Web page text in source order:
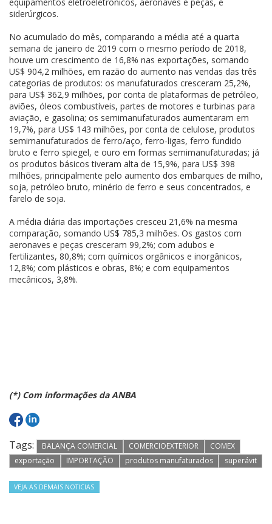
siderúrgicos.
No acumulado do mês, comparando a média até a quarta
semana de janeiro de 2019 com o mesmo período de 2018,
houve um crescimento de 16,8% nas exportações, somando
US$ 904,2 milhões, em razão do aumento nas vendas das três
categorias de produtos: os manufaturados cresceram 25,2%,
para US$ 362,9 milhões, por conta de plataformas de petróleo,
aviões, óleos combustíveis, partes de motores e turbinas para
aviação, e gasolina; os semimanufaturados aumentaram em
19,7%, para US$ 143 milhões, por conta de celulose, produtos
semimanufaturados de ferro/aço, ferro-ligas, ferro fundido
bruto e ferro spiegel, e ouro em formas semimanufaturadas; já
os produtos básicos tiveram alta de 15,9%, para US$ 398
milhões, principalmente pelo aumento dos embarques de milho,
soja, petróleo bruto, minério de ferro e seus concentrados, e
farelo de soja.
A média diária das importações cresceu 21,6% na mesma
comparação, somando US$ 785,3 milhões. Os gastos com
aeronaves e peças cresceram 99,2%; com adubos e
fertilizantes, 80,8%; com químicos orgânicos e inorgânicos,
12,8%; com plásticos e obras, 8%; e com equipamentos
mecânicos, 3,8%.
(*) Com informações da ANBA
Tags: BALANÇA COMERCIAL COMERCIOEXTERIOR
COMEX
exportação
IMPORTAÇÃO produtos manufaturados superávit
VEJA AS DEMAIS NOTICIAS